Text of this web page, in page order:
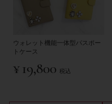
ウォレット機能一体型パスポー
トケース
¥ 19,800 税込